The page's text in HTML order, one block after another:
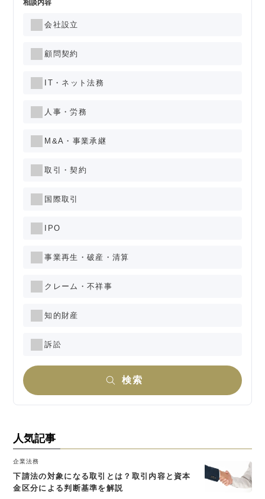
相談内容
会社設立
顧問契約
IT・ネット法務
人事・労務
M&A・事業承継
取引・契約
国際取引
IPO
事業再生・破産・清算
クレーム・不祥事
知的財産
訴訟
検索
人気記事
企業法務
下請法の対象になる取引とは？取引内容と資本
金区分による判断基準を解説